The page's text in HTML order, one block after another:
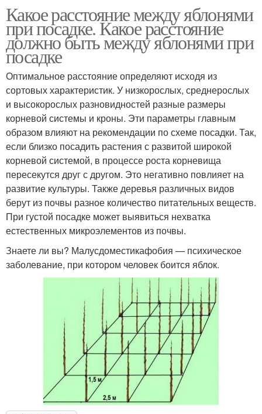
Какое расстояние между яблонями
при посадке. Какое расстояние
должно быть между яблонями при
посадке
Оптимальное расстояние определяют исходя из
сортовых характеристик. У низкорослых, среднерослых
и высокорослых разновидностей разные размеры
корневой системы и кроны. Эти параметры главным
образом влияют на рекомендации по схеме посадки. Так,
если близко посадить растения с развитой широкой
корневой системой, в процессе роста корневища
пересекутся друг с другом. Это негативно повлияет на
развитие культуры. Также деревья различных видов
берут из почвы разное количество питательных веществ.
При густой посадке может выявиться нехватка
естественных микроэлементов из почвы.
Знаете ли вы? Малусдоместикафобия — психическое
заболевание, при котором человек боится яблок.